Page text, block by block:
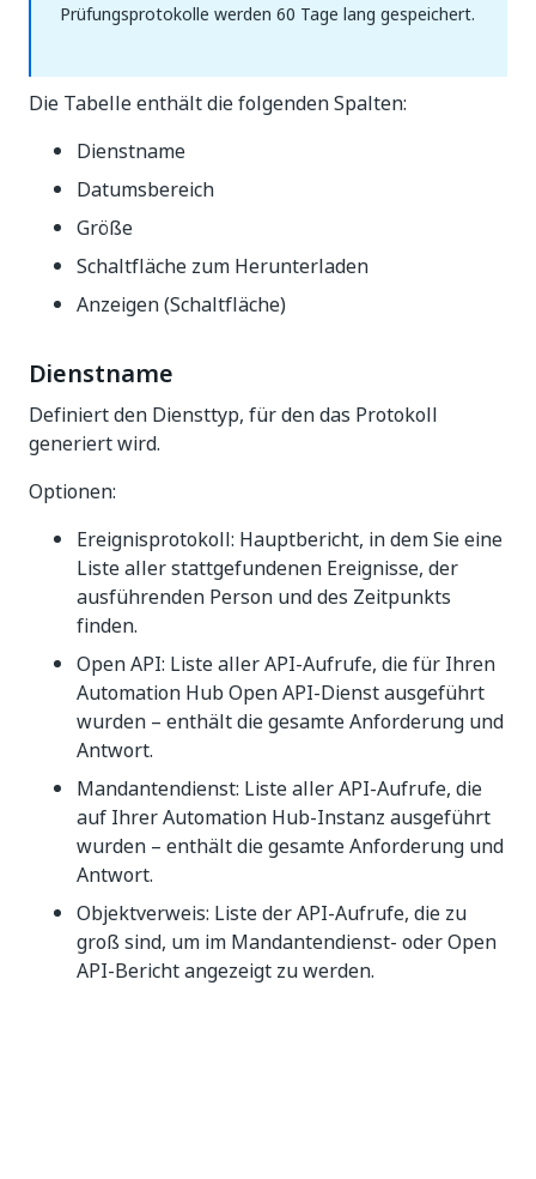
Prüfungsprotokolle werden 60 Tage lang gespeichert.
Die Tabelle enthält die folgenden Spalten:
Dienstname
Datumsbereich
Größe
Schaltfläche zum Herunterladen
Anzeigen (Schaltfläche)
Dienstname
Definiert den Diensttyp, für den das Protokoll
generiert wird.
Optionen:
Ereignisprotokoll: Hauptbericht, in dem Sie eine
Liste aller stattgefundenen Ereignisse, der
ausführenden Person und des Zeitpunkts
finden.
Open API: Liste aller API-Aufrufe, die für Ihren
Automation Hub Open API-Dienst ausgeführt
wurden – enthält die gesamte Anforderung und
Antwort.
Mandantendienst: Liste aller API-Aufrufe, die
auf Ihrer Automation Hub-Instanz ausgeführt
wurden – enthält die gesamte Anforderung und
Antwort.
Objektverweis: Liste der API-Aufrufe, die zu
groß sind, um im Mandantendienst- oder Open
API-Bericht angezeigt zu werden.